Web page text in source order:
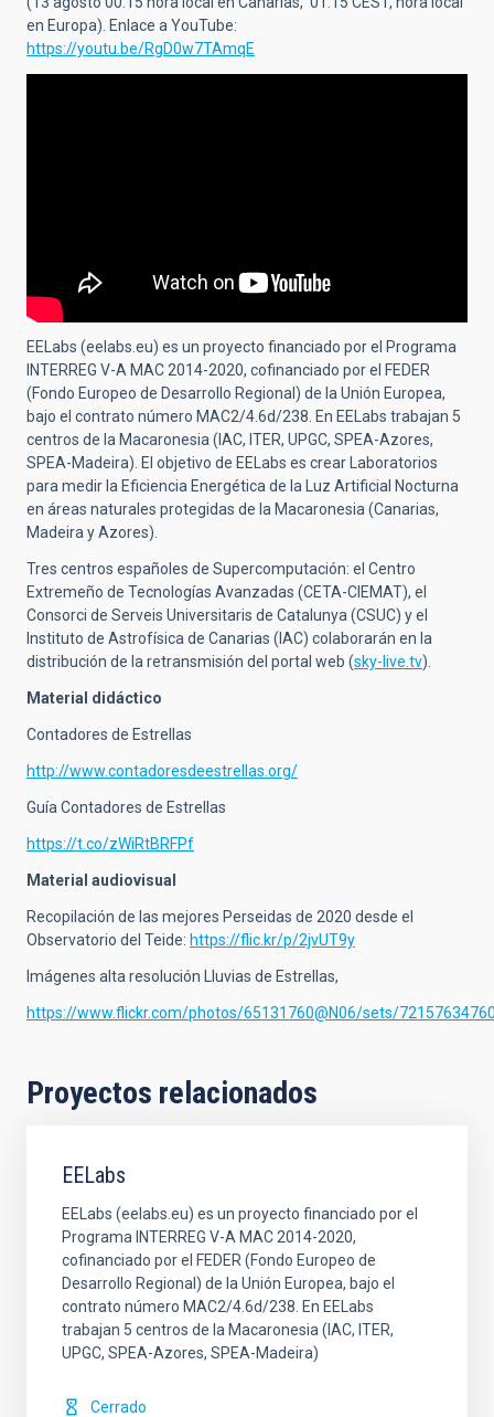
en Europa). Enlace a YouTube:
https://youtu.be/RgD0w7TAmqE
EELabs (eelabs.eu) es un proyecto financiado por el Programa
INTERREG V-A MAC 2014-2020, cofinanciado por el FEDER
(Fondo Europeo de Desarrollo Regional) de la Unión Europea,
bajo el contrato número MAC2/4.6d/238. En EELabs trabajan 5
centros de la Macaronesia (IAC, ITER, UPGC, SPEA-Azores,
SPEA-Madeira). El objetivo de EELabs es crear Laboratorios
para medir la Eficiencia Energética de la Luz Artificial Nocturna
en áreas naturales protegidas de la Macaronesia (Canarias,
Madeira y Azores).
Tres centros españoles de Supercomputación: el Centro
Extremeño de Tecnologías Avanzadas (CETA-CIEMAT), el
Consorci de Serveis Universitaris de Catalunya (CSUC) y el
Instituto de Astrofísica de Canarias (IAC) colaborarán en la
distribución de la retransmisión del portal web (sky-live.tv).
Material didáctico
Contadores de Estrellas
http://www.contadoresdeestrellas.org/
Guía Contadores de Estrellas
https://t.co/zWiRtBRFPf
Material audiovisual
Recopilación de las mejores Perseidas de 2020 desde el
Observatorio del Teide: ​​ https://flic.kr/p/2jvUT9y
Imágenes alta resolución Lluvias de Estrellas,
https://www.flickr.com/photos/65131760@N06/sets/
Proyectos relacionados
EELabs
EELabs (eelabs.eu) es un proyecto financiado por el
Programa INTERREG V-A MAC 2014-2020,
cofinanciado por el FEDER (Fondo Europeo de
Desarrollo Regional) de la Unión Europea, bajo el
contrato número MAC2/4.6d/238. En EELabs
trabajan 5 centros de la Macaronesia (IAC, ITER,
UPGC, SPEA-Azores, SPEA-Madeira)
Cerrado